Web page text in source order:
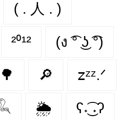
( . 人 . )
²⁰¹² (ง ͡° ͜ʖ ͡°)
🌳 🔎 𝗓ᶻᶻ.ᐟ
𓆗 🌦 ʕ˖͜͡ ˖ʔ